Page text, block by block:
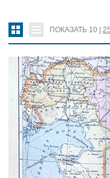
ПОКАЗАТЬ 10